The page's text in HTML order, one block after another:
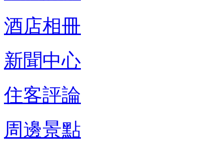
酒店相冊
新聞中心
住客評論
周邊景點